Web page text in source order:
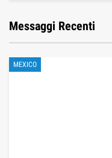
Messaggi Recenti
MEXICO